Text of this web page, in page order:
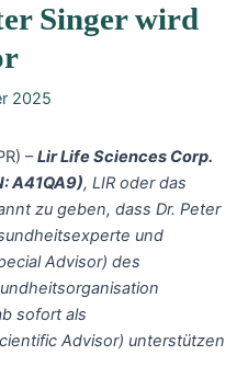
Singer wird
2025
–Lir Life Sciences Corp.
A41QA9), LIR oder das
zu geben, dass Dr. Peter
und
Advisor) des
sofort als
Advisor) unterstützen